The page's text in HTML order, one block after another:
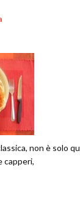
non è solo
capperi,